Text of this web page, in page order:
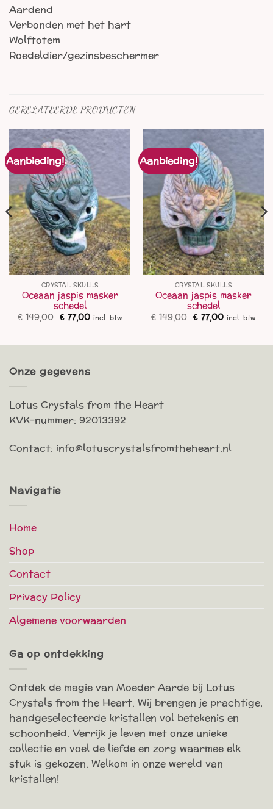
Aardend
Verbonden met het hart
Wolftotem
Roedeldier/gezinsbeschermer
GERELATEERDE PRODUCTEN
Aanbieding!
CRYSTAL SKULLS
Oceaan jaspis masker
schedel
€149,00 Oorspronkelijke
prijs
€77,00Huidige
prijs
incl. btw
Aanbieding!
CRYSTAL SKULLS
Oceaan jaspis masker
schedel
€149,00 Oorspronkelijke
prijs
€77,00Huidige
prijs
incl. btw
Onze gegevens
Lotus Crystals from the Heart
KVK-nummer: 92013392
Contact: info@lotuscrystalsfromtheheart.nl
Navigatie
Home
Shop
Contact
Privacy Policy
Algemene voorwaarden
Ga op ontdekking
Ontdek de magie van Moeder Aarde bij Lotus
Crystals from the Heart. Wij brengen je prachtige,
handgeselecteerde kristallen vol betekenis en
schoonheid. Verrijk je leven met onze unieke
collectie en voel de liefde en zorg waarmee elk
stuk is gekozen. Welkom in onze wereld van
kristallen!